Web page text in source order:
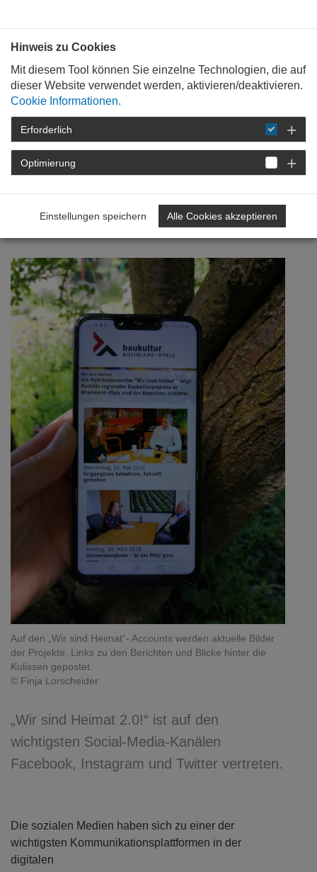
STARTSEITE DETAIL
„Wir sind Heimat!“ im
Newsfeed
Auf den „Wir sind Heimat“- Accounts werden aktuelle Bilder
der Projekte, Links zu den Berichten und Blicke hinter die
Kulissen gepostet.
© Finja Lorscheider
„Wir sind Heimat 2.0!“ ist auf den
wichtigsten Social-Media-Kanälen
Facebook, Instagram und Twitter vertreten.
Die sozialen Medien haben sich zu einer der
wichtigsten Kommunikationsplattformen in der
digitalen
Hinweis zu Cookies
Mit diesem Tool können Sie einzelne Technologien, die auf
dieser Website verwendet werden, aktivieren/deaktivieren.
Cookie Informationen.
Erforderlich
Optimierung
Einstellungen speichern Alle Cookies akzeptieren